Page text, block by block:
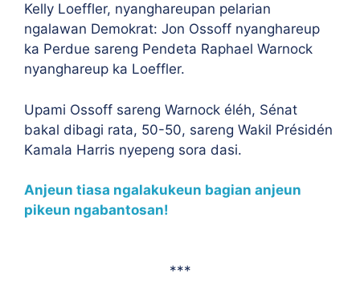
Kelly Loeffler, nyanghareupan pelarian
ngalawan Demokrat: Jon Ossoff nyanghareup
ka Perdue sareng Pendeta Raphael Warnock
nyanghareup ka Loeffler.
Upami Ossoff sareng Warnock éléh, Sénat
bakal dibagi rata, 50-50, sareng Wakil Présidén
Kamala Harris nyepeng sora dasi.
Anjeun tiasa ngalakukeun bagian anjeun
pikeun ngabantosan!
***